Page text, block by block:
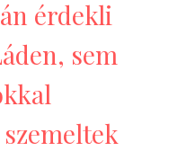
érdekli
sem